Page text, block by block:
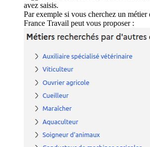
avez saisis.
Par exemple si vous cherchez un
France Travail peut vous proposer :